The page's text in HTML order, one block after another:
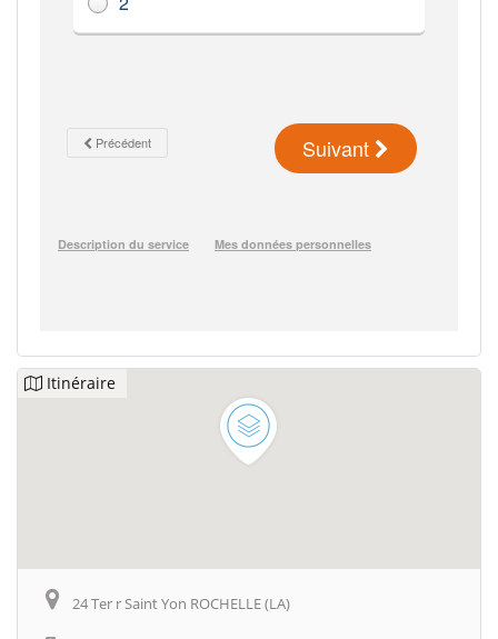
Itinéraire
24 Ter r Saint Yon ROCHELLE (LA)